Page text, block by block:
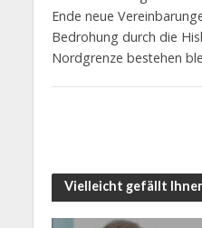
Ende neue
Bedrohung durch die
Nordgrenze bestehen
Vielleicht gefällt